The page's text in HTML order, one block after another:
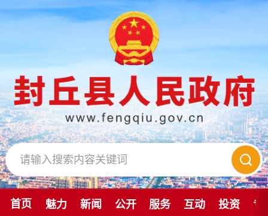
首页 魅力 新闻 公开 服务 互动 投资 专